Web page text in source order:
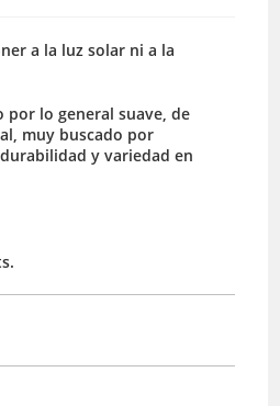
a la luz solar ni a la
por lo general suave, de
muy buscado por
y variedad en